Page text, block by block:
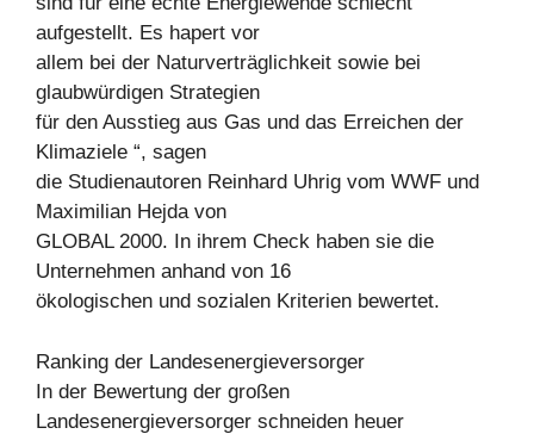
aufgestellt. Es hapert vor
allem bei der Naturverträglichkeit sowie bei
glaubwürdigen Strategien
für den Ausstieg aus Gas und das Erreichen der
Klimaziele “, sagen
die Studienautoren Reinhard Uhrig vom WWF und
Maximilian Hejda von
GLOBAL 2000. In ihrem Check haben sie die
Unternehmen anhand von 16
ökologischen und sozialen Kriterien bewertet.
Ranking der Landesenergieversorger
In der Bewertung der großen
Landesenergieversorger schneiden heuer